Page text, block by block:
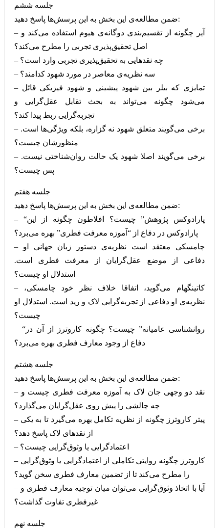
جلسه ششم
ضمن مطالعه‌ی این بخش به این پرسش‌ها پاسخ دهید:
– آیر چگونه از تقسیم‌بندی دوگانه‌ی هیوم استفاده می‌کند و
اصل تحقیق‌پذیری تجربی را مطرح می‌کند؟
– چه نقدهایی به تحقیق‌پذیری تجربی وارد است؟
– سه نظریه‌ی معاصر در مورد شهود کدامند؟
– تمایزی که بیلر بین شهود پیشینی و شهود فیزیکی قائل
می‌شود چگونه می‌تواند به بحث تقابل عقل‌گرایی و
تجربه‌گرایی ربط پیدا کند؟
– برخی می‌گویند متعلق شهود نه گزاره، بلکه ویژگی‌ها است.
منظورشان چیست؟
– برخی می‌گویند اصلا شهود یک حالت روان‌شناختی نیست.
پس چیست؟
جلسه هفتم
ضمن مطالعه‌ی این بخش به این پرسش‌ها پاسخ دهید:
– “پارادوکس پژوهش” چیست؟ افلاطون چگونه از این
پارادوکس در دفاع از “آموزه معرفت فطری” بهره می‌برد؟
– چامسکی معتقد است نظریه‌ی دستور زبان جهانی او
دفاعی از موضع عقل‌گرایان از معرفت فطری است.
استدلال او چیست؟
– کاتینگهام می‌گوید، اتفاقا خلاف نظر خود چامسکی،
نظریه‌ی او دفاعی از تجربه‌گرایی لاک و رید است. استدلال او
چیست؟
– “روانشناسی عامیانه” چیست؟ چگونه کاروترز از آن در
دفاع از وجود معارف فطری بهره می‌برد؟
جلسه هشتم
ضمن مطالعه‌ی این بخش به این پرسش‌ها پاسخ دهید:
– نقد دو وجهی جان لاک به آموزه معرفت فطری چیست و
چه چالشی را پیش روی عقل‌گرایان می‌گذارد؟
– پیتر کاروترز چگونه از نظریه تکامل بهره می‌گیرد تا به یکی
از نقدهای لاک پاسخ دهد؟
– اعتمادگرایی یا وثوق‌گرایی چیست؟
– کاروترز چگونه روایتی تکاملی از اعتماد‌گرایی یا وثوق‌گرایی
را مطرح می‌کند تا از تضمین معارف فطری سخن گوید؟
– آیا با اتخاذ وثوق‌گرایی می‌توان میان توجیه معارف فطری و
غیرفطری تفاوت گذاشت؟
جلسه نهم